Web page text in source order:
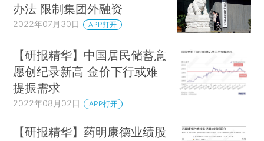
办法 限制集团外融资
2022年07月30日 APP打开
【研报精华】中国居民储蓄意
愿创纪录新高 金价下行或难
提振需求
2022年08月02日 APP打开
【研报精华】药明康德业绩股